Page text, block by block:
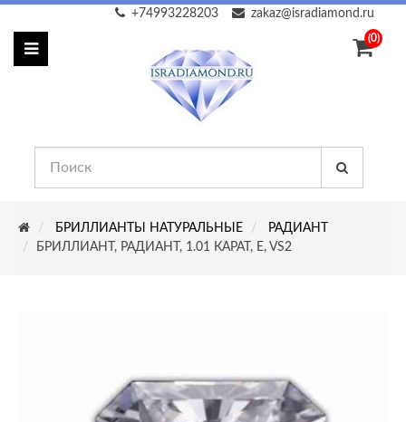
zakaz@isradiamond.ru
+74993228203
(0)
БРИЛЛИАНТЫ НАТУРАЛЬНЫЕ
РАДИАНТ
БРИЛЛИАНТ, РАДИАНТ, 1.01 КАРАТ, E, VS2